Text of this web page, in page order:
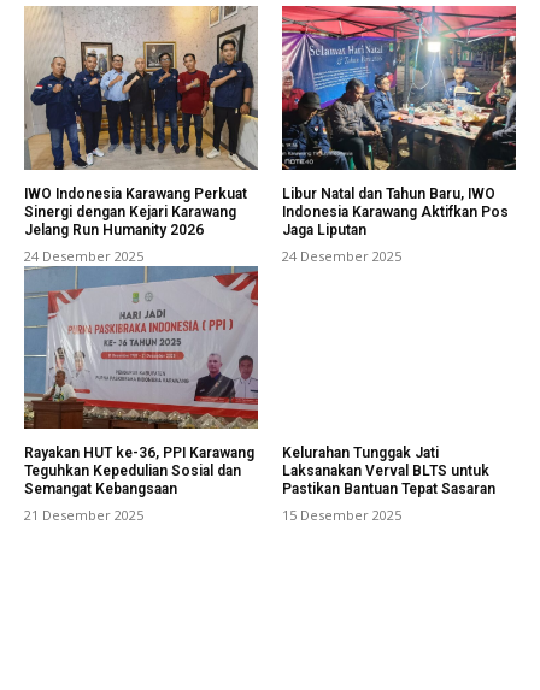
IWO Indonesia Karawang Perkuat
Sinergi dengan Kejari Karawang
Jelang Run Humanity 2026
24 Desember 2025
Libur Natal dan Tahun Baru, IWO
Indonesia Karawang Aktifkan Pos
Jaga Liputan
24 Desember 2025
Rayakan HUT ke-36, PPI Karawang
Teguhkan Kepedulian Sosial dan
Semangat Kebangsaan
21 Desember 2025
Kelurahan Tunggak Jati
Laksanakan Verval BLTS untuk
Pastikan Bantuan Tepat Sasaran
15 Desember 2025